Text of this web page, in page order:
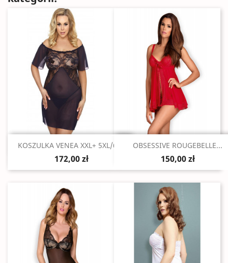
Szybki podgląd
KOSZULKA VENEA XXL+ 5XL/6XL
172,00 zł
Szybki podgląd
OBSESSIVE ROUGEBELLE...
150,00 zł